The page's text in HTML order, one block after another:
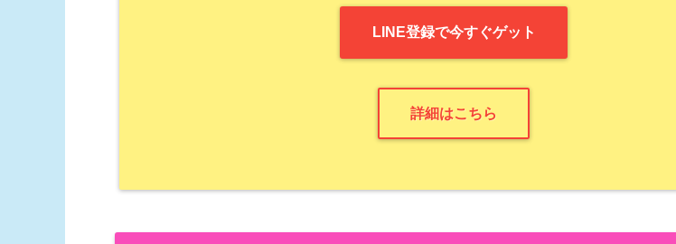
LINE登録で今すぐゲット
詳細はこちら